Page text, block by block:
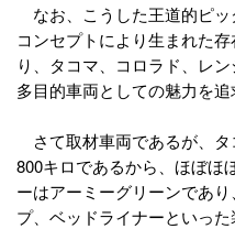
なお、こうした王道的ピ
コンセプトにより生まれた
り、タコマ、コロラド、レ
多目的車両としての魅力を追
さて取材車両であるが、
800キロであるから、ほぼほ
ーはアーミーグリーンであ
プ、ベッドライナーといった